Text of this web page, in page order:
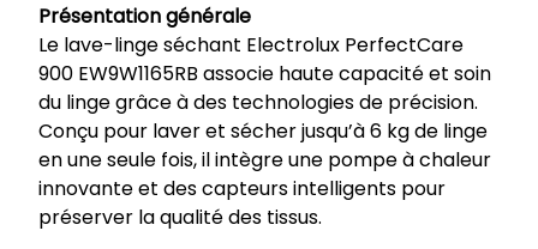
Présentation générale
Le lave-linge séchant Electrolux PerfectCare
900 EW9W1165RB associe haute capacité et soin
du linge grâce à des technologies de précision.
Conçu pour laver et sécher jusqu’à 6 kg de linge
en une seule fois, il intègre une pompe à chaleur
innovante et des capteurs intelligents pour
préserver la qualité des tissus.